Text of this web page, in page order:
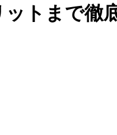
トまで徹